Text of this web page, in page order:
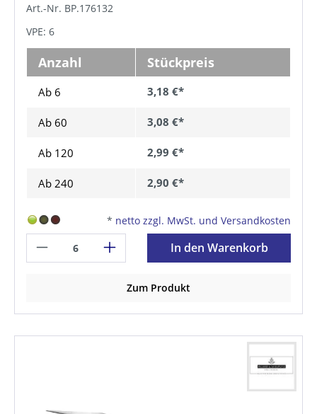
Art.-Nr. BP.176132
VPE: 6
Anzahl Stückpreis
Ab 6 3,18 €*
Ab 60 3,08 €*
Ab 120 2,99 €*
Ab 240 2,90 €*
* netto zzgl. MwSt. und Versandkosten
In den Warenkorb
Zum Produkt